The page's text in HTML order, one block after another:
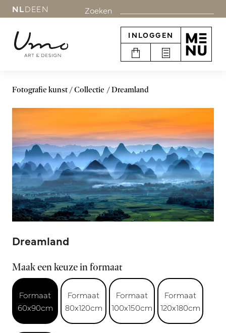
NLDEEN Zoeken
INLOGGEN
Fotografie kunst Collectie Dreamland
Dreamland
Maak een keuze in formaat
Formaat
60x90cm
Formaat
80x120cm
Formaat
100x150cm
Formaat
120x180cm